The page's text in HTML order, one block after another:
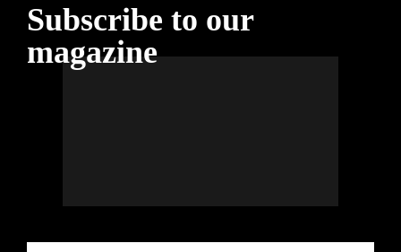
Subscribe to our
magazine